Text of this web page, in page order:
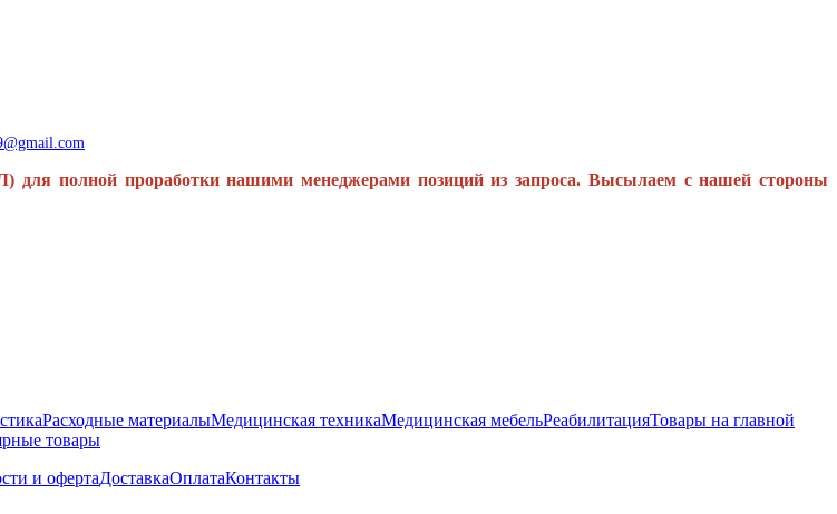
для полной проработки нашими менеджерами позиций из запроса. Высылаем с нашей стороны
Расходные материалыМедицинская техникаМедицинская мебельРеабилитацияТовары на главной
товары
и офертаДоставкаОплатаКонтакты